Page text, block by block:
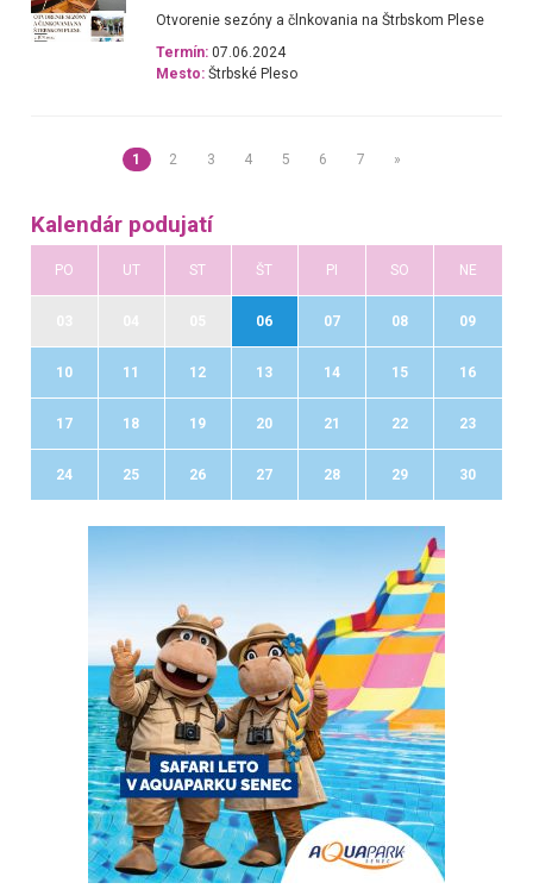
Otvorenie sezóny a člnkovania na Štrbskom Plese
Termín: 07.06.2024
Mesto: Štrbské Pleso
1 2 3 4 5 6 7 »
Kalendár podujatí
PO UT ST ŠT PI SO NE
06 07 08 09
10 11 12 13 14 15 16
17 18 19 20 21 22 23
24 25 26 27 28 29 30